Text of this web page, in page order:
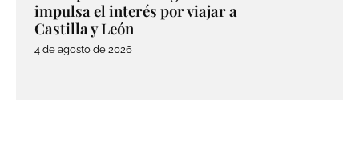
impulsa el interés por viajar a
Castilla y León
4 de agosto de 2026